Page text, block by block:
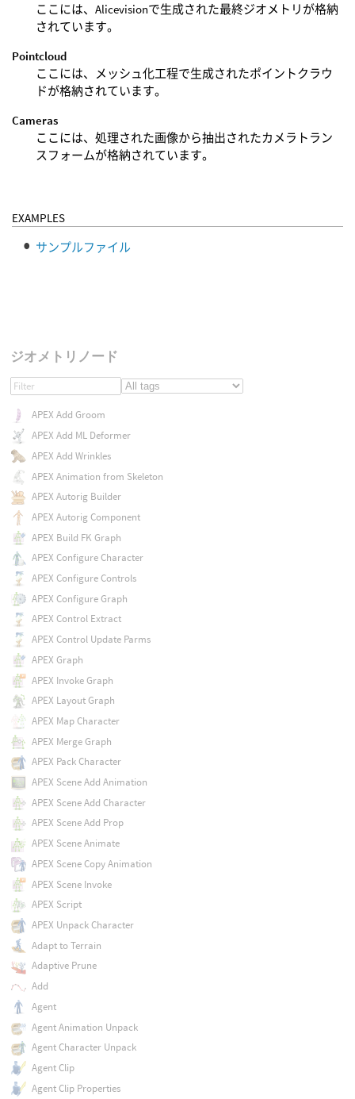
ここには、Alicevisionで生成された最終ジオメトリが格納
されています。
Pointcloud
ここには、メッシュ化工程で生成されたポイントクラウ
ドが格納されています。
Cameras
ここには、処理された画像から抽出されたカメラトラン
スフォームが格納されています。
EXAMPLES
サンプルファイル
ジオメトリノード
APEX Add Groom
APEX Add ML Deformer
APEX Add Wrinkles
APEX Animation from Skeleton
APEX Autorig Builder
APEX Autorig Component
APEX Build FK Graph
APEX Configure Character
APEX Configure Controls
APEX Configure Graph
APEX Control Extract
APEX Control Update Parms
APEX Graph
APEX Invoke Graph
APEX Layout Graph
APEX Map Character
APEX Merge Graph
APEX Pack Character
APEX Scene Add Animation
APEX Scene Add Character
APEX Scene Add Prop
APEX Scene Animate
APEX Scene Copy Animation
APEX Scene Invoke
APEX Script
APEX Unpack Character
Adapt to Terrain
Adaptive Prune
Add
Agent
Agent Animation Unpack
Agent Character Unpack
Agent Clip
Agent Clip Properties